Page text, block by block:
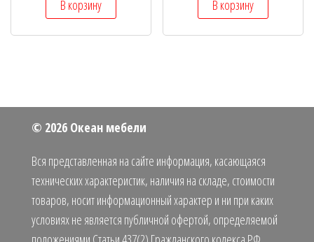
В корзину В корзину
© 2026 Океан мебели
Вся представленная на сайте информация, касающаяся
технических характеристик, наличия на складе, стоимости
товаров, носит информационный характер и ни при каких
условиях не является публичной офертой, определяемой